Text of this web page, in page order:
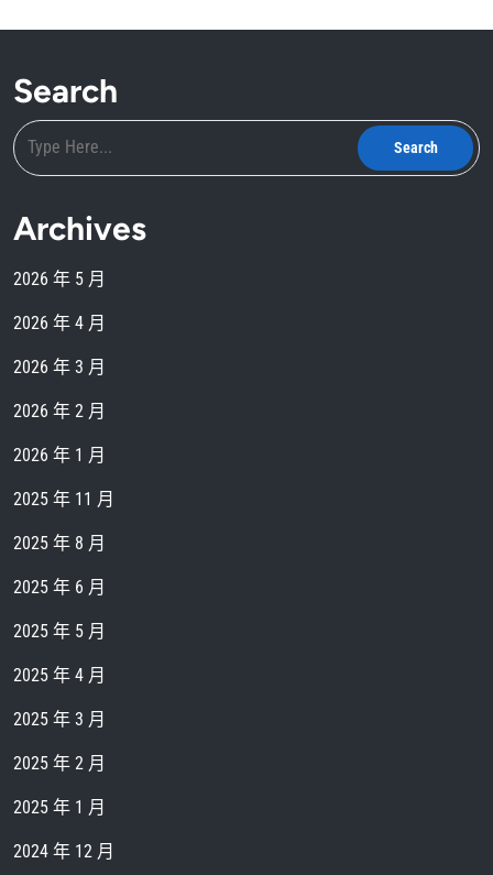
Search
Archives
2026 年 5 月
2026 年 4 月
2026 年 3 月
2026 年 2 月
2026 年 1 月
2025 年 11 月
2025 年 8 月
2025 年 6 月
2025 年 5 月
2025 年 4 月
2025 年 3 月
2025 年 2 月
2025 年 1 月
2024 年 12 月